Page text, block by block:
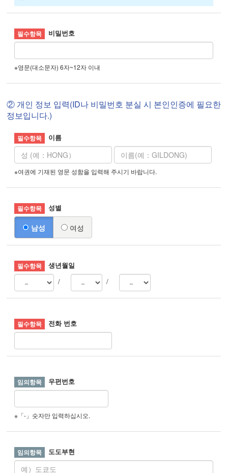
비밀번호
※영문(대소문자) 6자~12자 이내
② 개인 정보 입력(ID나 비밀번호 분실 시 본인인증에 필요한
정보입니다.)
이름
※여권에 기재된 영문 성함을 입력해 주시기 바랍니다.
성별
남성 여성
생년월일
/
/
전화 번호
우편번호
※「-」숫자만 입력하십시오.
도도부현